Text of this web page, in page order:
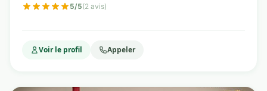
5/5(2 avis)
Voir le profil Appeler